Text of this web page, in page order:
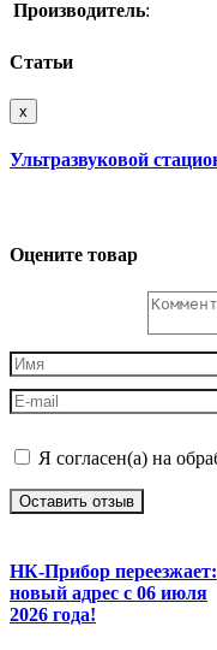
Производитель:
Статьи
x
Ультразвуковой
Оцените товар
Я согласен(а) на
Оставить отзыв
НК-Прибор переезжает:
новый адрес с 06 июля
2026 года!